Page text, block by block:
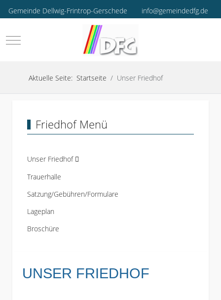
Gemeinde Dellwig-Frintrop-Gerschede info@gemeindedfg.de
Mobile Menu Toggle
Aktuelle Seite: Startseite Unser Friedhof
Friedhof Menü
Unser Friedhof
Trauerhalle
Satzung/Gebühren/Formulare
Lageplan
Broschüre
UNSER FRIEDHOF